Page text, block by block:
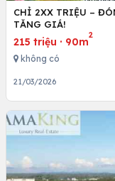
CHỈ 2XX TRIỆU –
TĂNG GIÁ!
215 triệu · 90m
2
không có
21/03/2026